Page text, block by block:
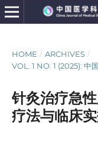
HOME / ARCHIVES /
VOL. 1 NO. 1 (2025): 中
针灸治疗急
疗法与临床